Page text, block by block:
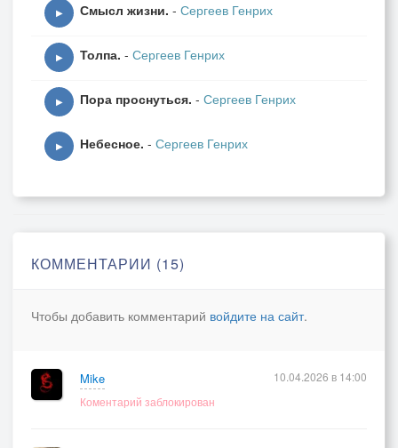
Лежат, покоятся на дне,
В нездешней, сказочной стране
виток спирали.
ползли сквозь зиму.
А смерть на кончике зимы
Ты воскресаешь без конца
добром из сказки.
▶ Смысл жизни. - Сергеев Генрих
▶ Толпа. - Сергеев Генрих
▶ Пора проснуться. - Сергеев Генрих
▶ Небесное. - Сергеев Генрих
КОММЕНТАРИИ (15)
Чтобы добавить комментарий войдите на сайт.
Mike
Коментарий заблокирован
10.04.2026 в 14:00